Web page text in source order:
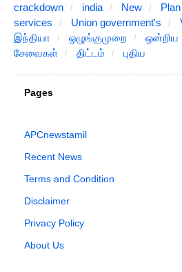
crackdown india New Plan
services
Union government's
இந்தியா
ஒழுங்குமுறை ஒன்றிய
சேவைகள்
திட்டம் புதிய
Pages
APCnewstamil
Recent News
Terms and Condition
Disclaimer
Privacy Policy
About Us